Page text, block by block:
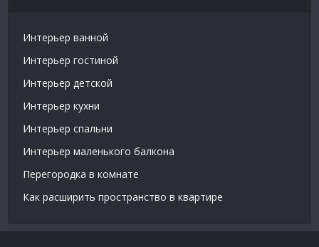
Интерьер ванной
Интерьер гостиной
Интерьер детской
Интерьер кухни
Интерьер спальни
Интерьер маленького балкона
Перегородка в комнате
Как расширить пространство в квартире